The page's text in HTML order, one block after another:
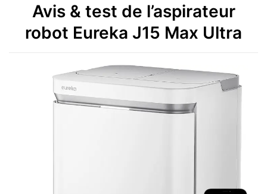
Avis & test de l’aspirateur
robot Eureka J15 Max Ultra